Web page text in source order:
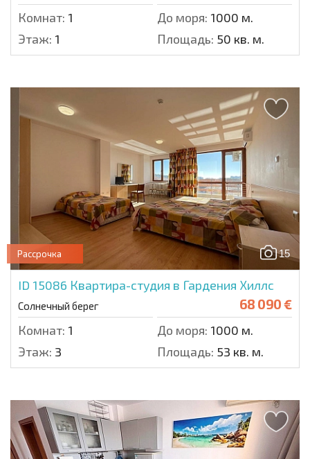
Комнат: 1 До моря: 1000 м.
Этаж: 1 Площадь: 50 кв. м.
15
Рассрочка
ID 15086 Квартира-студия в Гардения Хиллс
Солнечный берег 68 090 €
Комнат: 1 До моря: 1000 м.
Этаж: 3 Площадь: 53 кв. м.